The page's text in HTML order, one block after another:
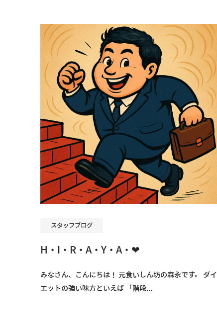
スタッフブログ
H・I・R・A・Y・A・❤
みなさん、こんにちは！ 元食いしん坊の森永です。 ダイ
エットの強い味方といえば 「階段...